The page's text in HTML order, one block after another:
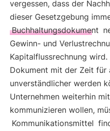
vergessen, dass der
dieser Gesetzgebung
Buchhaltungsdokument
Gewinn- und
Kapitalflussrechnung
Dokument mit der Zeit für
unverständlicher werden
Unternehmen weiterhin
kommunizieren wollen,
Kommunikationsmittel